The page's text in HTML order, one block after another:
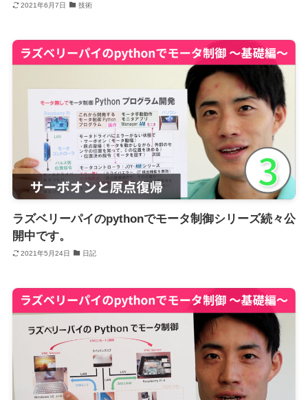
2021年6月7日 技術
ラズベリーパイのpythonでモータ制御シリーズ続々公
開中です。
2021年5月24日 日記